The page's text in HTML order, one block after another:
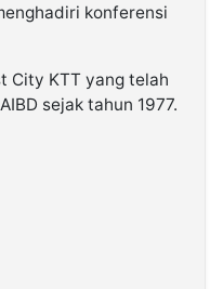
konferensi
City KTT yang telah
sejak tahun 1977.